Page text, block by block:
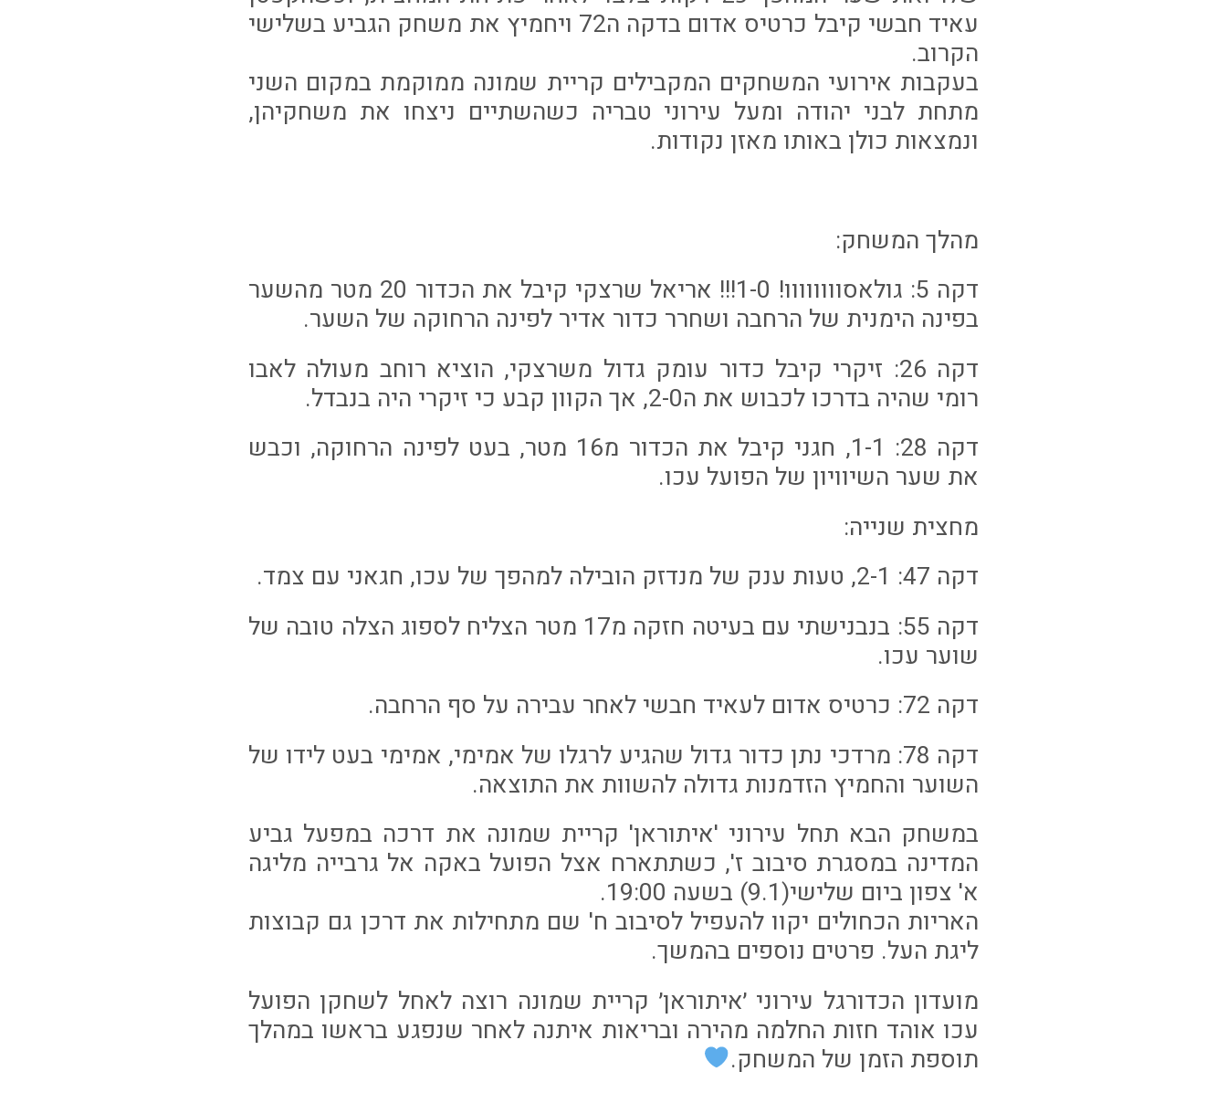
עאיד חבשי קיבל כרטיס אדום בדקה ה72 ויחמיץ את משחק הגביע בשלישי
הקרוב.
בעקבות אירועי המשחקים המקבילים קריית שמונה ממוקמת במקום השני
מתחת לבני יהודה ומעל עירוני טבריה כשהשתיים ניצחו את משחקיהן,
ונמצאות כולן באותו מאזן נקודות.
מהלך המשחק:
דקה 5: גולאסוווווווו! 1-0!!! אריאל שרצקי קיבל את הכדור 20 מטר מהשער
בפינה הימנית של הרחבה ושחרר כדור אדיר לפינה הרחוקה של השער.
דקה 26: זיקרי קיבל כדור עומק גדול משרצקי, הוציא רוחב מעולה לאבו
רומי שהיה בדרכו לכבוש את ה2-0, אך הקוון קבע כי זיקרי היה בנבדל.
דקה 28: 1-1, חגני קיבל את הכדור מ16 מטר, בעט לפינה הרחוקה, וכבש
את שער השיוויון של הפועל עכו.
מחצית שנייה:
דקה 47: 2-1, טעות ענק של מנדזק הובילה למהפך של עכו, חגאני עם צמד.
דקה 55: בנבנישתי עם בעיטה חזקה מ17 מטר הצליח לספוג הצלה טובה של
שוער עכו.
דקה 72: כרטיס אדום לעאיד חבשי לאחר עבירה על סף הרחבה.
דקה 78: מרדכי נתן כדור גדול שהגיע לרגלו של אמימי, אמימי בעט לידו של
השוער והחמיץ הזדמנות גדולה להשוות את התוצאה.
במשחק הבא תחל עירוני 'איתוראן' קריית שמונה את דרכה במפעל גביע
המדינה במסגרת סיבוב ז', כשתתארח אצל הפועל באקה אל גרבייה מליגה
א' צפון ביום שלישי(9.1) בשעה 19:00.
האריות הכחולים יקוו להעפיל לסיבוב ח' שם מתחילות את דרכן גם קבוצות
ליגת העל. פרטים נוספים בהמשך.
מועדון הכדורגל עירוני ׳איתוראן׳ קריית שמונה רוצה לאחל לשחקן הפועל
עכו אוהד חזות החלמה מהירה ובריאות איתנה לאחר שנפגע בראשו במהלך
תוספת הזמן של המשחק.